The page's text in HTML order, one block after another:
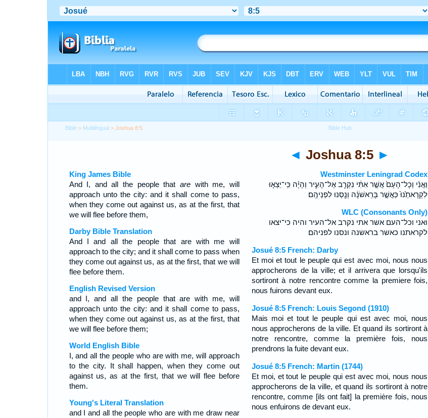
Bible > Multilingual > Joshua 8:5
◄ Joshua 8:5 ►
King James Bible
And I, and all the people that arewith me, will
approach unto the city: and it shall come to pass,
when they come out against us, as at the first, that
we will flee before them,
Darby Bible Translation
And I and all the people that are with me will
approach to the city; and it shall come to pass when
they come out against us, as at the first, that we will
flee before them.
English Revised Version
and I, and all the people that are with me, will
approach unto the city: and it shall come to pass,
when they come out against us, as at the first, that
we will flee before them;
World English Bible
I, and all the people who are with me, will approach
to the city. It shall happen, when they come out
against us, as at the first, that we will flee before
them.
Young's Literal Translation
and I and all the people who are with me draw near
Westminster Leningrad Codex
וַאֲנִ֗י וְכָל־הָעָם֙ אֲשֶׁ֣ר אִתִּ֔י נִקְרַ֖ב אֶל־הָעִ֑יר וְהָיָ֗ה כִּֽי־יֵצְא֤וּ
לִקְרָאתֵ֙נוּ֙ כַּאֲשֶׁ֣ר בָּרִֽאשֹׁנָ֔ה וְנַ֖סְנוּ לִפְנֵיהֶֽם׃
WLC (Consonants Only)
ואני וכל־העם אשר אתי נקרב אל־העיר והיה כי־יצאו
לקראתנו כאשר בראשנה ונסנו לפניהם׃
Josué 8:5 French: Darby
Et moi et tout le peuple qui est avec moi, nous nous
approcherons de la ville; et il arrivera que lorsqu'ils
sortiront à notre rencontre comme la premiere fois,
nous fuirons devant eux.
Josué 8:5 French: Louis Segond (1910)
Mais moi et tout le peuple qui est avec moi, nous
nous approcherons de la ville. Et quand ils sortiront à
notre rencontre, comme la première fois, nous
prendrons la fuite devant eux.
Josué 8:5 French: Martin (1744)
Et moi, et tout le peuple qui est avec moi, nous nous
approcherons de la ville, et quand ils sortiront à notre
rencontre, comme [ils ont fait] la première fois, nous
nous enfuirons de devant eux.